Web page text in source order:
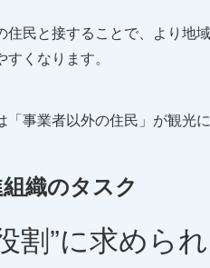
民と接することで、より地
くなります。
事業者以外の住民」が観光
織のタスク
割”に求めら